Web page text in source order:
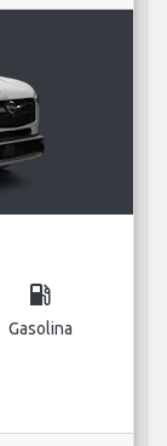
local_gas_station
Gasolina